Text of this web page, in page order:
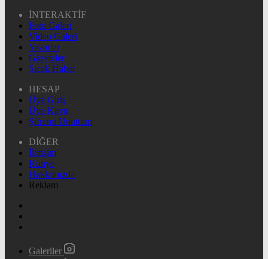
İNTERAKTİF
Foto Galeri
Video Galeri
Yazarlar
Gazeteler
Sıcak Haber
HESAP
Üye Giriş
Üye Kayıt
Şifremi Unuttum
DİĞER
İletişim
Künye
Hakkımızda
Reklam
Galeriler